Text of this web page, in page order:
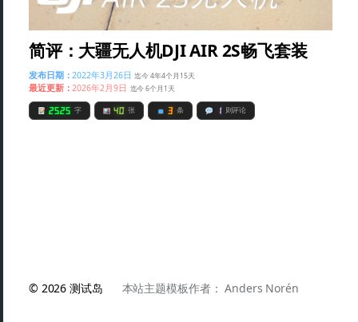
简评：大疆无人机DJI AIR 2S畅飞套装
发布日期：2022年3月26日 迄今 4年4个月15天
最近更新：2026年2月9日 迄今 6个月1天
2525 字 40 张 3 条 1 则评论
© 2026测试岛 本站主题模板作者：Anders Norén